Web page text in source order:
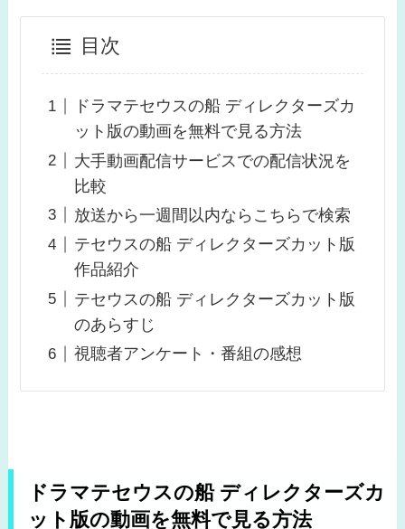
目次
ドラマテセウスの船 ディレクターズカ
ット版の動画を無料で見る方法
大手動画配信サービスでの配信状況を
比較
放送から一週間以内ならこちらで検索
テセウスの船 ディレクターズカット版
作品紹介
テセウスの船 ディレクターズカット版
のあらすじ
視聴者アンケート・番組の感想
ドラマテセウスの船 ディレクターズカ
ット版の動画を無料で見る方法